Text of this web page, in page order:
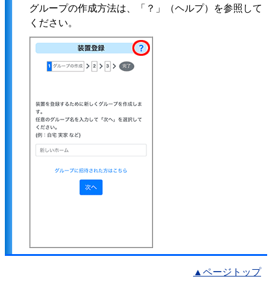
グループの作成方法は、「？」（ヘルプ）を参照して
ください。
▲ページトップ